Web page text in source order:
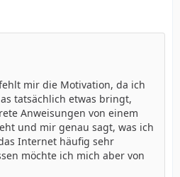
mir die Motivation, da ich
tatsächlich etwas bringt,
Anweisungen von einem
und mir genau sagt, was ich
Internet häufig sehr
möchte ich mich aber von